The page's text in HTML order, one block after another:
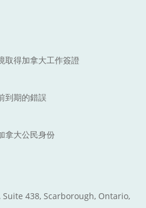
取得加拿大工作簽證
到期的錯誤
拿大公民身份
438, Scarborough, Ontario,